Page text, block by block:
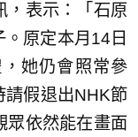
，表示：「石原
原定本月14日
她仍會照常參
請假退出NHK節
眾依然能在畫面